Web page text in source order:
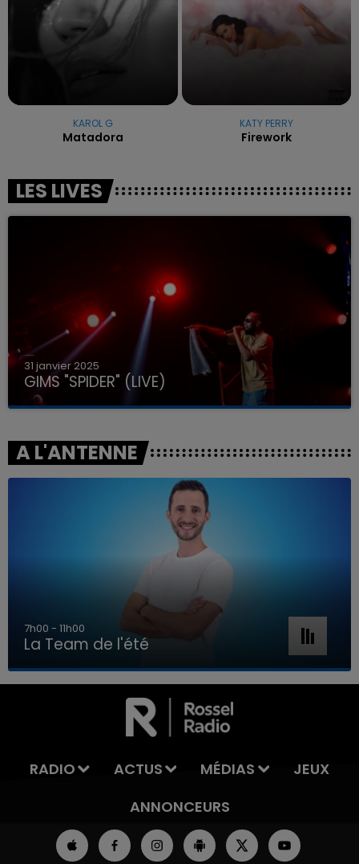
LA TEAM DE L'ÉTÉ
KAROL G
Matadora
KATY PERRY
Firework
LES LIVES
31 janvier 2025
GIMS "SPIDER" (LIVE)
A L'ANTENNE
7h00 - 11h00
La Team de l'été
RADIO ACTUS MÉDIAS
JEUX
ANNONCEURS